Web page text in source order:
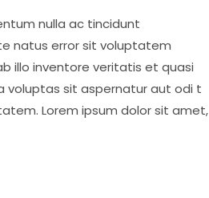
nulla ac tincidunt
natus error sit voluptatem
illo inventore veritatis et quasi
sit aspernatur aut odi t
Lorem ipsum dolor sit amet,